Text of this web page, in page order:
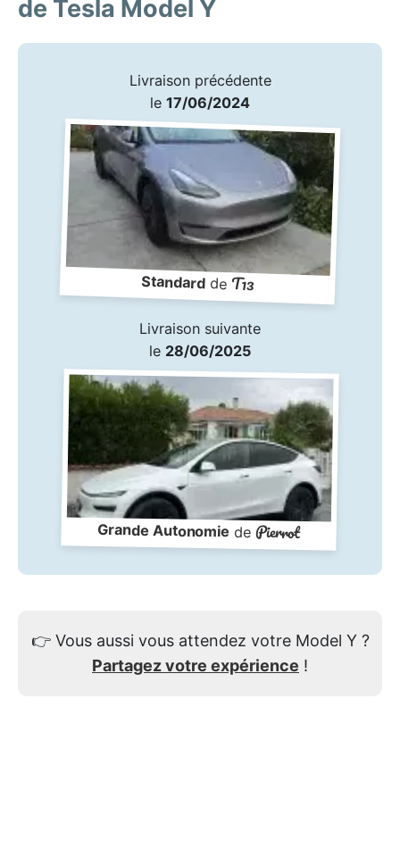
de Tesla Model Y
Livraison précédente
le 17/06/2024
Standardde T13
Livraison suivante
le 28/06/2025
Grande Autonomie dePierrot
👉Vous aussi vous attendez votre Model Y ?
Partagez votre expérience !